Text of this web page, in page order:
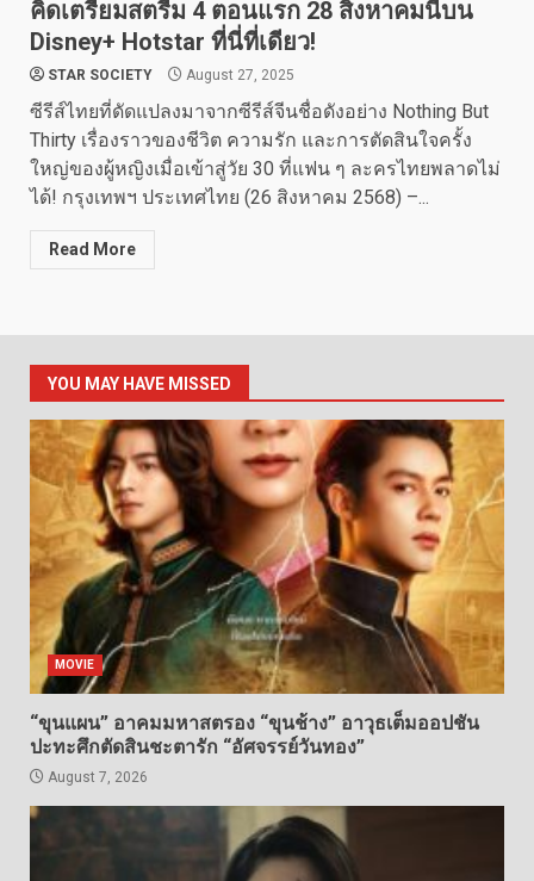
คิดเตรียมสตรีม 4 ตอนแรก 28 สิงหาคมนี้บน
Disney+ Hotstar ที่นี่ที่เดียว!
STAR SOCIETY August 27, 2025
ซีรีส์ไทยที่ดัดแปลงมาจากซีรีส์จีนชื่อดังอย่าง Nothing But
Thirty เรื่องราวของชีวิต ความรัก และการตัดสินใจครั้ง
ใหญ่ของผู้หญิงเมื่อเข้าสู่วัย 30 ที่แฟน ๆ ละครไทยพลาดไม่
ได้! กรุงเทพฯ ประเทศไทย (26 สิงหาคม 2568) –...
Read More
YOU MAY HAVE MISSED
MOVIE
“ขุนแผน” อาคมมหาสตรอง “ขุนช้าง” อาวุธเต็มออปชัน
ปะทะศึกตัดสินชะตารัก “อัศจรรย์วันทอง”
August 7, 2026